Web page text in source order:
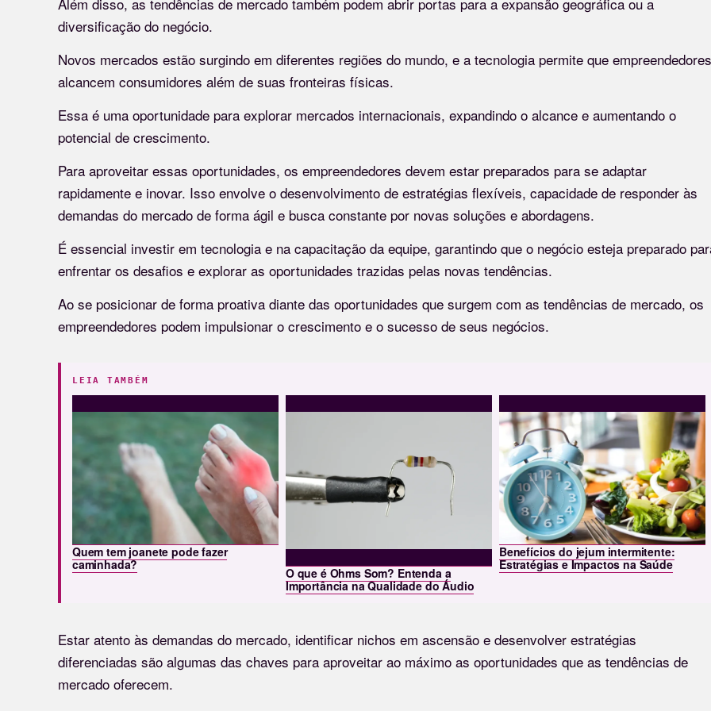
diversificação do negócio.
Novos mercados estão surgindo em diferentes regiões do mundo, e a tecnologia permite que empreendedores
alcancem consumidores além de suas fronteiras físicas.
Essa é uma oportunidade para explorar mercados internacionais, expandindo o alcance e aumentando o
potencial de crescimento.
Para aproveitar essas oportunidades, os empreendedores devem estar preparados para se adaptar
rapidamente e inovar. Isso envolve o desenvolvimento de estratégias flexíveis, capacidade de responder às
demandas do mercado de forma ágil e busca constante por novas soluções e abordagens.
É essencial investir em tecnologia e na capacitação da equipe, garantindo que o negócio esteja preparado
enfrentar os desafios e explorar as oportunidades trazidas pelas novas tendências.
Ao se posicionar de forma proativa diante das oportunidades que surgem com as tendências de mercado, os
empreendedores podem impulsionar o crescimento e o sucesso de seus negócios.
LEIA TAMBÉM
Quem tem joanete pode fazer
caminhada?
O que é Ohms Som? Entenda a
Importância na Qualidade do Áudio
Benefícios do jejum intermitente:
Estratégias e Impactos na Saúde
Estar atento às demandas do mercado, identificar nichos em ascensão e desenvolver estratégias
diferenciadas são algumas das chaves para aproveitar ao máximo as oportunidades que as tendências de
mercado oferecem.